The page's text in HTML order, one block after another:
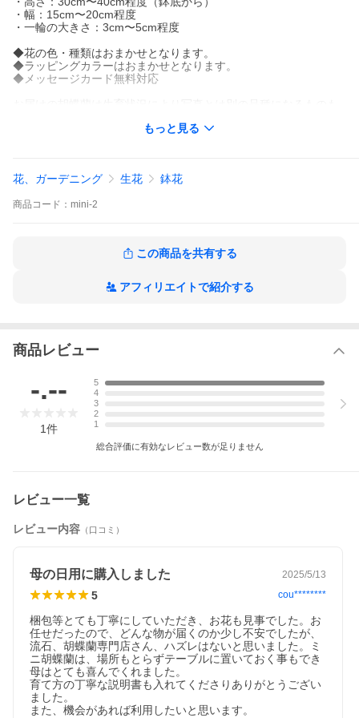
・幅：15cm〜20cm程度
・一輪の大きさ：3cm〜5cm程度
◆花の色・種類はおまかせとなります。
◆ラッピングカラーはおまかせとなります。
◆メッセージカード無料対応
生花のため写真と実際のお花のお色・形状・開花状態が異なる場
お手入れは週に一回程度の水やりだけで簡単です。
【 送料 】一部地域を除き送料無料
お祝い プレゼント 誕生日 開店祝い 開業祝い 開院祝い 移転祝い
長寿祝い 還暦 緑寿 古希 喜寿 傘寿 米寿 卒寿 白寿 百寿 金婚式
母の日 父の日 敬老の日 お中元 お歳暮 お年賀 クリスマス バレン
胡蝶蘭 蘭 洋蘭 花 鉢花 ラン コチョウラン 洋ラン
もっと見る
花、ガーデニング 生花 鉢花
商品 コード： mini-2
この商品を共有する
アフィリエイトで紹介する
商品レビュー
-.--
1件
5
4
3
2
1
総合評価に有効なレビュー数が足りません
レビュー一覧
レビュー内容 （口コミ）
母の日用に購入しました 2025/5/13
5 cou********
梱包等とても丁寧にしていただき、お花も見事でした。お
任せだったので、どんな物が届くのか少し不安でしたが、
流石、胡蝶蘭専門店さん、ハズレはないと思いました。ミ
ニ胡蝶蘭は、場所もとらずテーブルに置いておく事もでき
母はとても喜んでくれました。
育て方の丁寧な説明書も入れてくださりありがとうござい
ました。
また、機会があれば利用したいと思います。